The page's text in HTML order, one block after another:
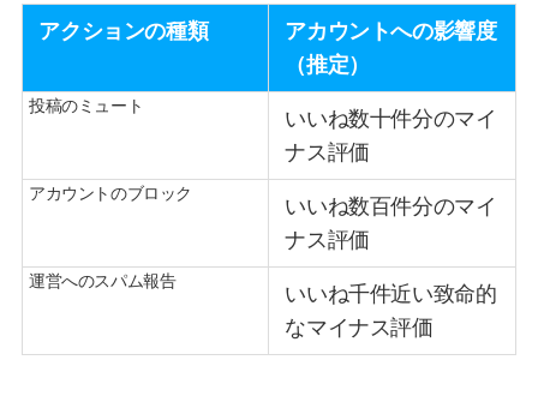
アクションの種類
アカウントへの影響度
（推定）
投稿のミュート
いいね数十件分のマイ
ナス評価
アカウントのブロック
いいね数百件分のマイ
ナス評価
運営へのスパム報告
いいね千件近い致命的
なマイナス評価